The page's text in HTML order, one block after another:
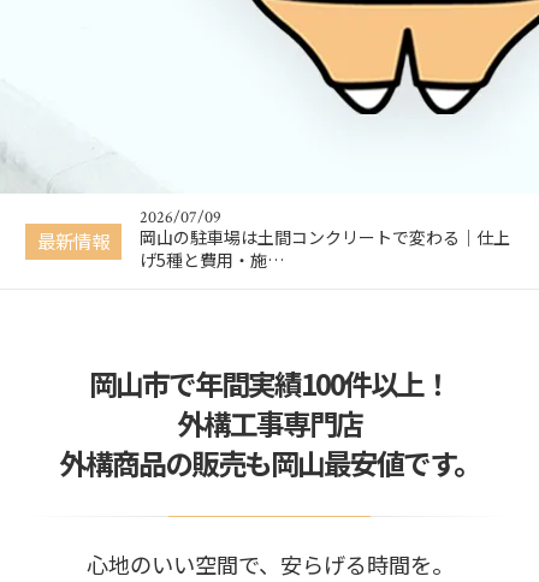
最新情報
【掲載のお知らせ】KidsDo2月号に掲載されまし
2026/07/09
岡山の駐車場は土間コンクリートで変わる｜仕上
げ5種と費用・施…
2026/04/02
【春限定】ウッドデッキプレゼントキャンペーン
開催中
2026/02/09
【掲載のお知らせ】KidsDo2月号に掲載されまし
た
2026/07/10
かる！かんたん…
岡山市で年間実績100件以上！
外構工事専門店
外構商品の販売も岡山最安値です。
心地のいい空間で、安らげる時間を。